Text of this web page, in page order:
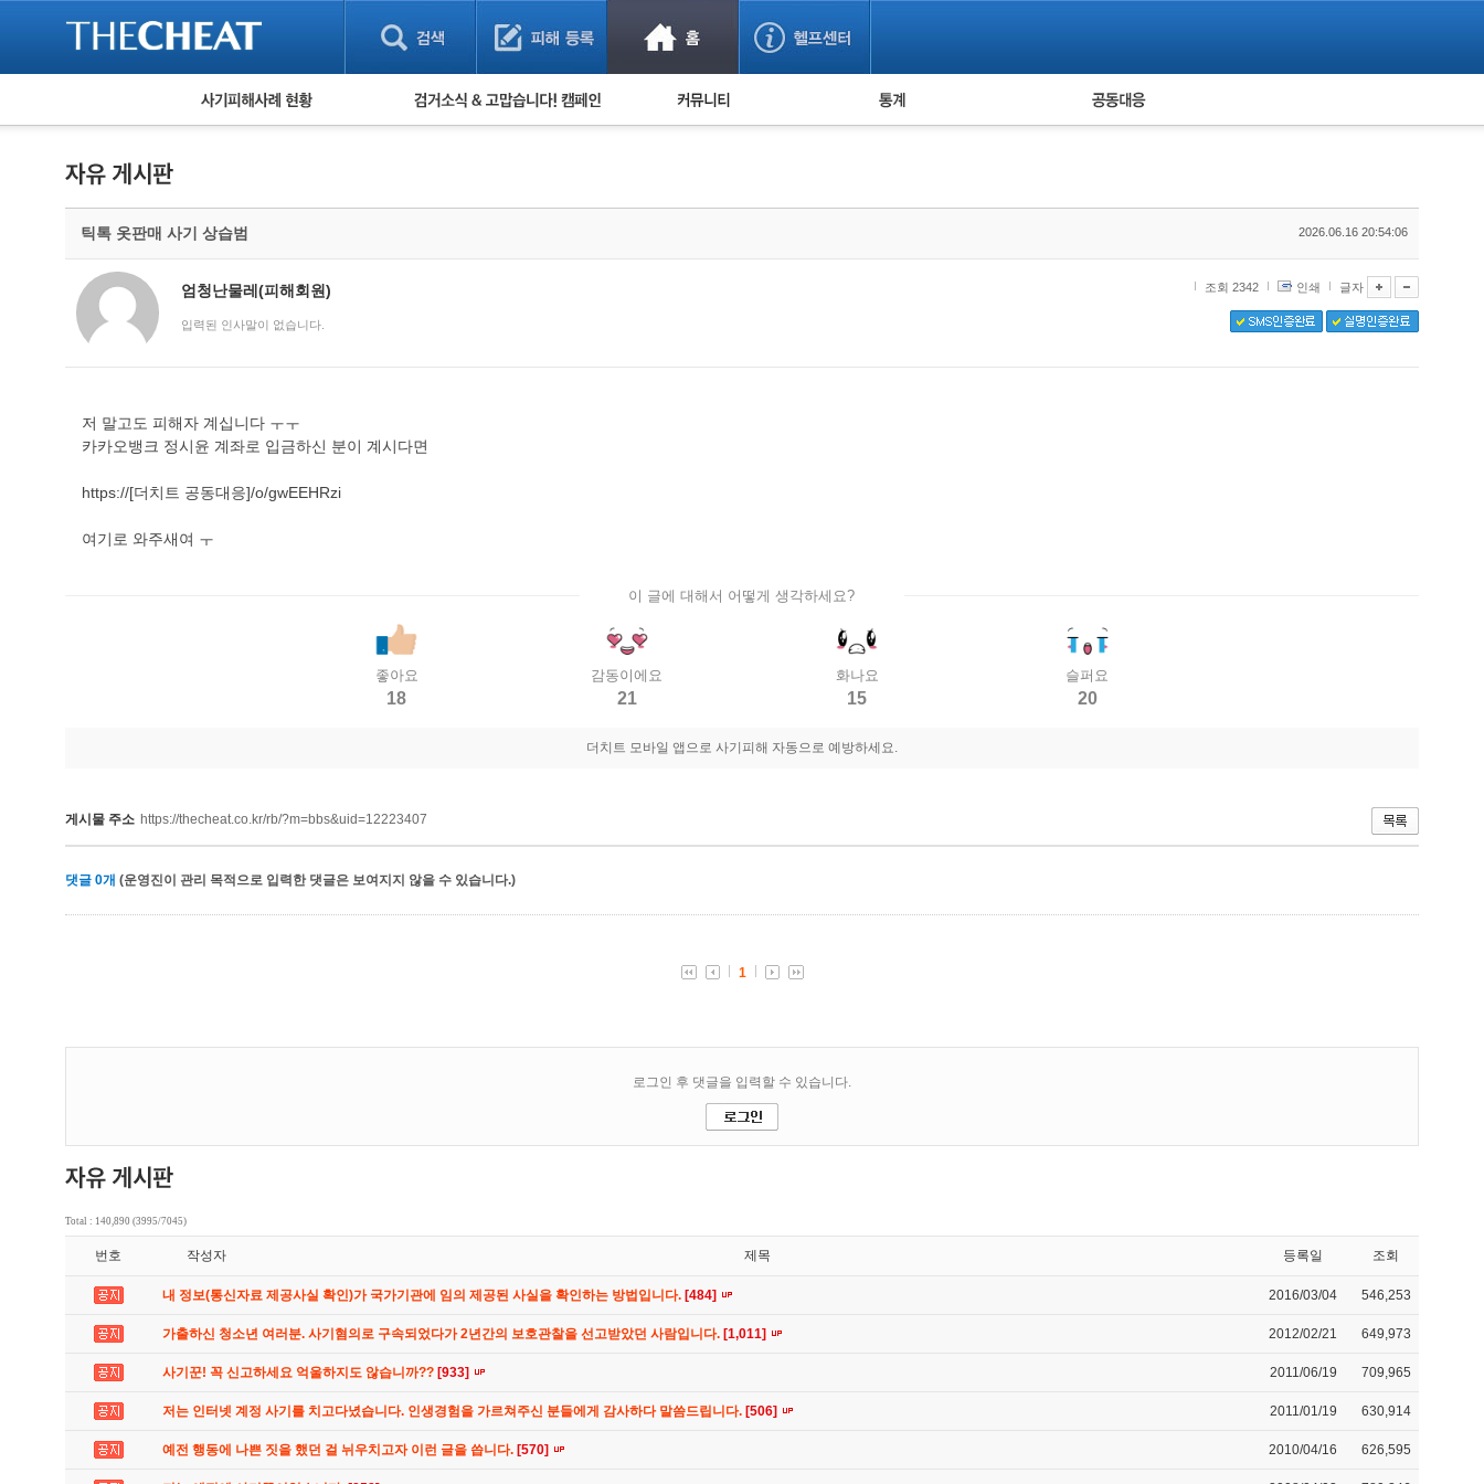
피해사례 현황
보이스피싱 피해사례
유해사이트 목록
비공개 피해사례
워킹홀리데이 피해사례
검거 소식 사기 예방했어요! 누적 피해사례 통계 피해자 공동대응
틱톡 옷판매 사기 상습범 2026.06.16 20:54:06
엄청난물레(피해회원)
입력된 인사말이 없습니다.
조회 2342 인쇄 글자
저 말고도 피해자 계십니다 ㅜㅜ
카카오뱅크 정시윤 계좌로 입금하신 분이 계시다면
https://[더치트 공동대응]/o/gwEEHRzi
여기로 와주새여 ㅜ
이 글에 대해서 어떻게 생각하세요?
좋아요
18
감동이에요
21
화나요
15
슬퍼요
20
더치트 모바일 앱으로 사기피해 자동으로 예방하세요.
게시물 주소 https://thecheat.co.kr/rb/?m=bbs&uid=12223407
댓글 0개 (운영진이 관리 목적으로 입력한 댓글은 보여지지 않을 수 있습니다.)
Total : 140,890 (3995/7045)
번호 작성자 제목 등록일 조회
내 정보(통신자료 제공사실 확인)가 국가기관에 임의 제공된 사실을 확인하는 방법입니다. [484] 2016/03/04 546,253
가출하신 청소년 여러분. 사기혐의로 구속되었다가 2년간의 보호관찰을 선고받았던 사람입니다. [1,011] 2012/02/21 649,973
사기꾼! 꼭 신고하세요 억울하지도 않습니까?? [933] 2011/06/19 709,965
저는 인터넷 계정 사기를 치고다녔습니다. 인생경험을 가르쳐주신 분들에게 감사하다 말씀드립니다. [506] 2011/01/19 630,914
예전 행동에 나쁜 짓을 했던 걸 뉘우치고자 이런 글을 씁니다. [570] 2010/04/16 626,595